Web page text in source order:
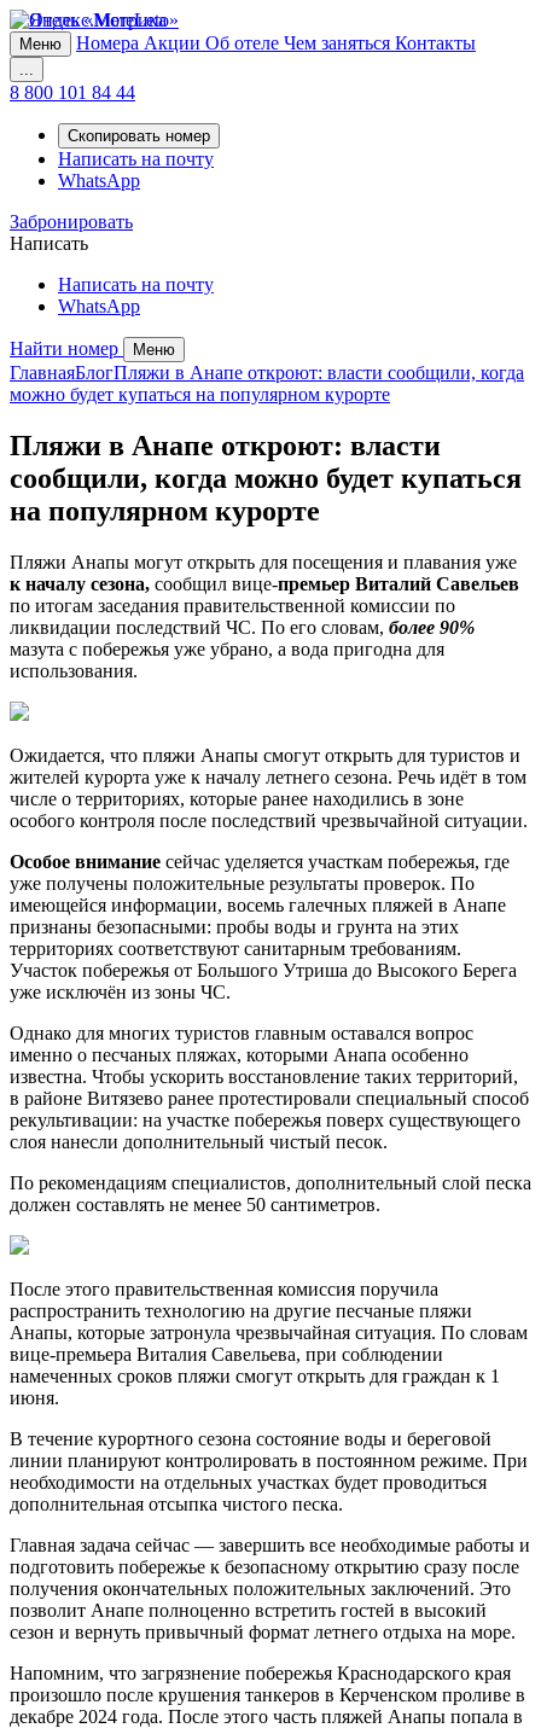
Меню Номера Акции Об отеле Чем заняться Контакты
...
8 800 101 84 44
Скопировать номер
Написать на почту
WhatsApp
Забронировать
Написать
Написать на почту
WhatsApp
Найти номер Меню
Главная
Номера
Анимация и события
Питание
Карта отеля
Фотографии
ГлавнаяБлогПляжи в Анапе откроют: власти сообщили, когда
можно будет купаться на популярном курорте
Пляжи в Анапе откроют: власти
сообщили, когда можно будет купаться
на популярном курорте
Пляжи Анапы могут открыть для посещения и плавания уже
к началу сезона, сообщил вице-премьер Виталий Савельев
по итогам заседания правительственной комиссии по
ликвидации последствий ЧС. По его словам, более 90%
мазута с побережья уже убрано, а вода пригодна для
использования.
Ожидается, что пляжи Анапы смогут открыть для туристов и
жителей курорта уже к началу летнего сезона. Речь идёт в том
числе о территориях, которые ранее находились в зоне
особого контроля после последствий чрезвычайной ситуации.
Особое внимание сейчас уделяется участкам побережья, где
уже получены положительные результаты проверок. По
имеющейся информации, восемь галечных пляжей в Анапе
признаны безопасными: пробы воды и грунта на этих
территориях соответствуют санитарным требованиям.
Участок побережья от Большого Утриша до Высокого Берега
уже исключён из зоны ЧС.
Однако для многих туристов главным оставался вопрос
именно о песчаных пляжах, которыми Анапа особенно
известна. Чтобы ускорить восстановление таких территорий,
в районе Витязево ранее протестировали специальный способ
рекультивации: на участке побережья поверх существующего
слоя нанесли дополнительный чистый песок.
По рекомендациям специалистов, дополнительный слой песка
должен составлять не менее 50 сантиметров.
После этого правительственная комиссия поручила
распространить технологию на другие песчаные пляжи
Анапы, которые затронула чрезвычайная ситуация. По словам
вице-премьера Виталия Савельева, при соблюдении
намеченных сроков пляжи смогут открыть для граждан к 1
июня.
В течение курортного сезона состояние воды и береговой
линии планируют контролировать в постоянном режиме. При
необходимости на отдельных участках будет проводиться
дополнительная отсыпка чистого песка.
Главная задача сейчас — завершить все необходимые работы и
подготовить побережье к безопасному открытию сразу после
получения окончательных положительных заключений. Это
позволит Анапе полноценно встретить гостей в высокий
сезон и вернуть привычный формат летнего отдыха на море.
Напомним, что загрязнение побережья Краснодарского края
произошло после крушения танкеров в Керченском проливе в
декабре 2024 года. После этого часть пляжей Анапы попала в